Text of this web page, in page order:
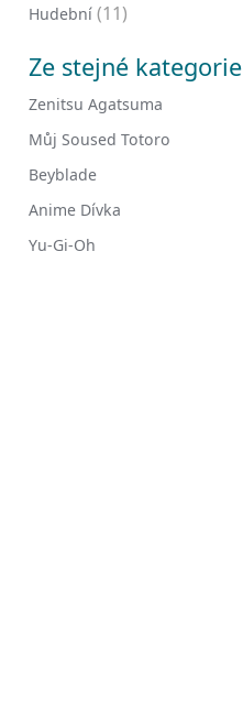
Hudební (11)
Ze stejné kategorie
Zenitsu Agatsuma
Můj Soused Totoro
Beyblade
Anime Dívka
Yu-Gi-Oh